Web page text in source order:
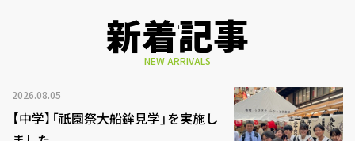
新着記事
NEW ARRIVALS
2026.08.05
【中学】「祇園祭大船鉾見学」を実施し